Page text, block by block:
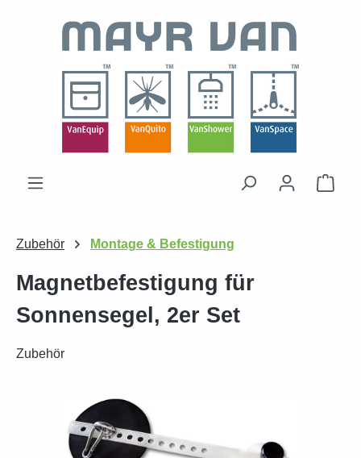
Zum Hauptinhalt springen
Zubehör Montage & Befestigung
Magnetbefestigung für
Sonnensegel, 2er Set
Zubehör
Bildergalerie überspringen